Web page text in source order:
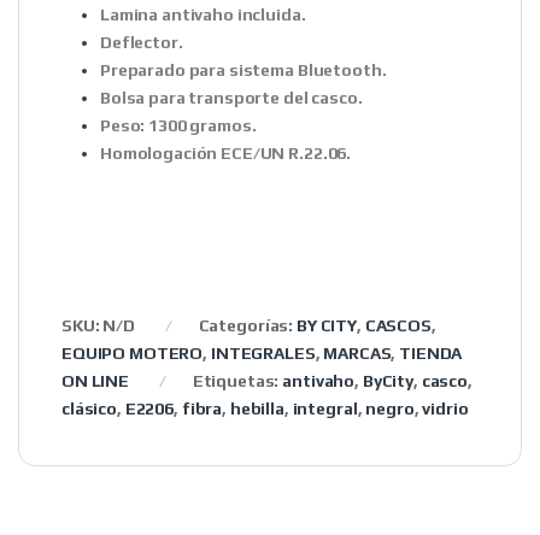
Lamina antivaho incluida.
Deflector.
Preparado para sistema Bluetooth.
Bolsa para transporte del casco.
Peso: 1300 gramos.
Homologación ECE/UN R.22.06.
SKU: N/D Categorías: BY CITY, CASCOS,
EQUIPO MOTERO, INTEGRALES, MARCAS, TIENDA
ON LINE
Etiquetas: antivaho, ByCity, casco,
clásico, E2206, fibra, hebilla, integral, negro,vidrio